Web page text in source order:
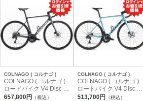
COLNAGO ( コルナゴ )
COLNAGO ( コルナゴ )
ロードバイク V4 Disc (
ブイ フォー ディスク ) 1
657,800円 （税込）
COLNAGO ( コルナゴ )
COLNAGO ( コルナゴ )
ロードバイク V4 Disc (
ブイ フォー ディスク ) 1
513,700円 （税込）